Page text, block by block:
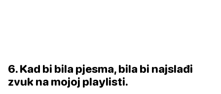
6. Kad bi bila pjesma, bila bi najslađi
zvuk na mojoj playlisti.